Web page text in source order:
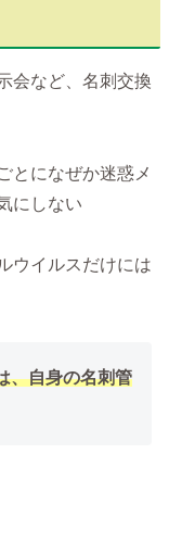
会など、名刺交換
とになぜか迷惑メ
にしない
ウイルスだけには
、自身の名刺管